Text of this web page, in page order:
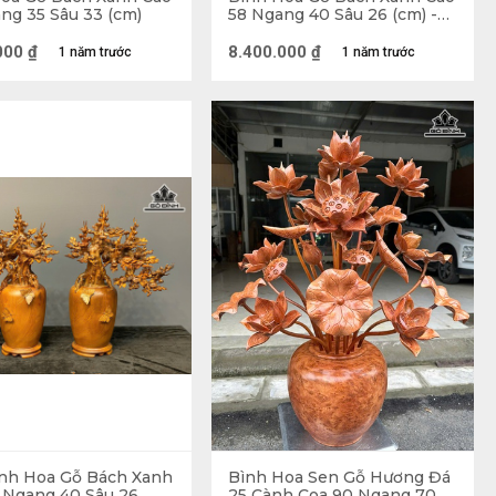
thuần khiết, thanh cao mà vẫn rất tôn nghiêm.
vượt ra khỏi tham - sân - si.
thế nên được người Việt dùng để trưng bàn thờ
hoa Sen gỗ ra đời khi kỹ thuật điêu khắc phát
Phong Thủy giúp điều hòa vượng khí, đem
35 Sâu 33 (cm)
1 năm trước
₫
58 Ngang 40 Sâu 26 (cm) -
1 năm trước
8.400.000 ₫
Hoa Gỗ Bách Xanh
Bình Hoa Sen Gỗ Hương Đá